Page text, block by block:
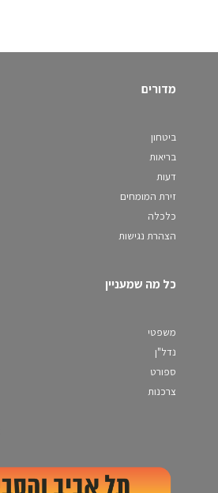
מדורים
ביטחון
בריאות
דעות
זירת המומחים
כלכלה
הצהרת נגישות
כל מה שמעניין
משפטי
נדל"ן
ספורט
צרכנות